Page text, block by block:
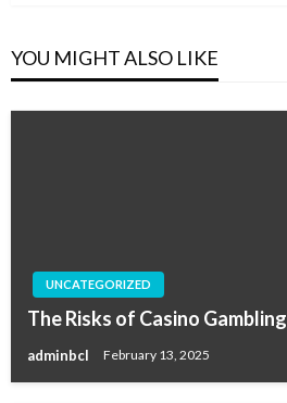
YOU MIGHT ALSO LIKE
UNCATEGORIZED
The Risks of Casino Gambling
adminbcl February 13, 2025